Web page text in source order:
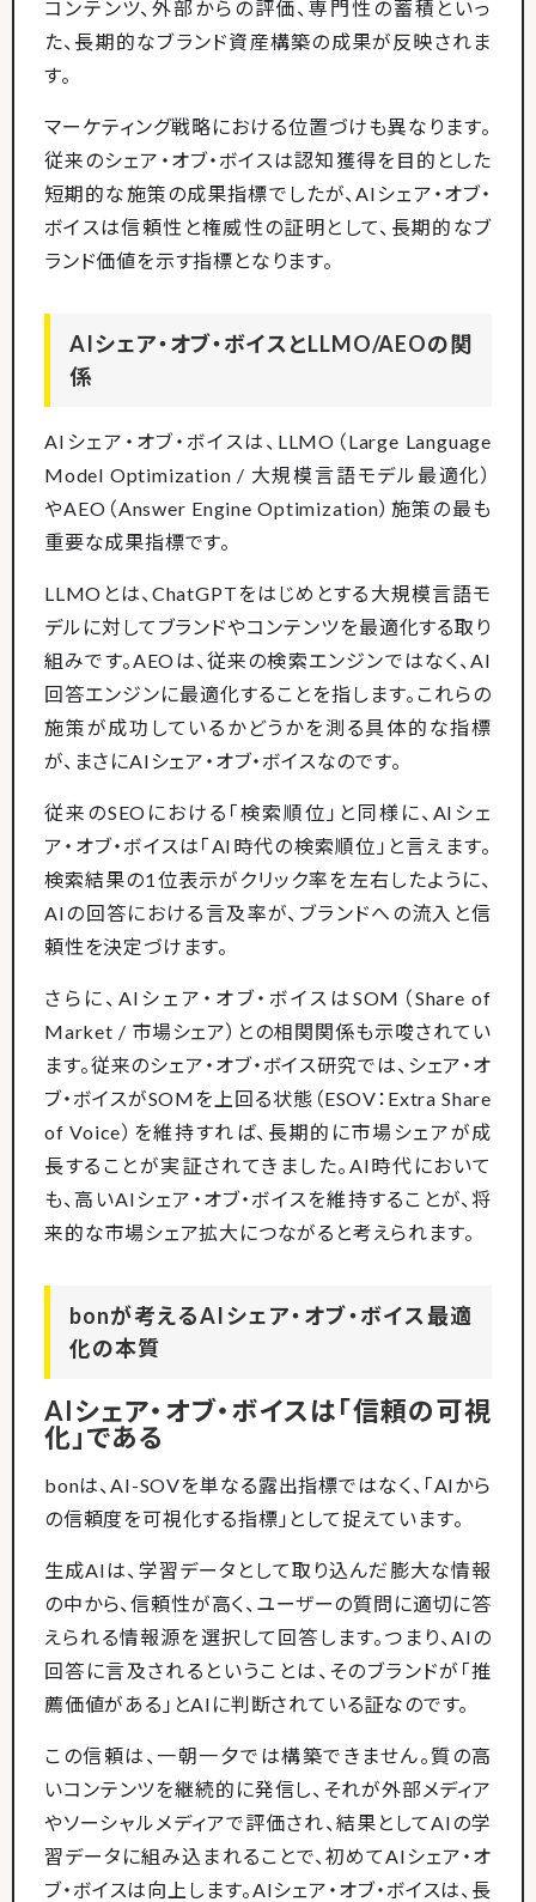
コンテンツ、外部からの評価、専門性の蓄積といっ
た、長期的なブランド資産構築の成果が反映されま
す。
マーケティング戦略における位置づけも異なります。
従来のシェア・オブ・ボイスは認知獲得を目的とした
短期的な施策の成果指標でしたが、AIシェア・オブ・
ボイスは信頼性と権威性の証明として、長期的なブ
ランド価値を示す指標となります。
AIシェア・オブ・ボイスとLLMO/AEOの関
係
AIシェア・オブ・ボイスは、LLMO（Large Language
Model Optimization / 大規模言語モデル最適化）
やAEO（Answer Engine Optimization）施策の最も
重要な成果指標です。
LLMOとは、ChatGPTをはじめとする大規模言語モ
デルに対してブランドやコンテンツを最適化する取り
組みです。AEOは、従来の検索エンジンではなく、AI
回答エンジンに最適化することを指します。これらの
施策が成功しているかどうかを測る具体的な指標
が、まさにAIシェア・オブ・ボイスなのです。
従来のSEOにおける「検索順位」と同様に、AIシェ
ア・オブ・ボイスは「AI時代の検索順位」と言えます。
検索結果の1位表示がクリック率を左右したように、
AIの回答における言及率が、ブランドへの流入と信
頼性を決定づけます。
さらに、AIシェア・オブ・ボイスはSOM（Share of
Market / 市場シェア）との相関関係も示唆されてい
ます。従来のシェア・オブ・ボイス研究では、シェア・オ
ブ・ボイスがSOMを上回る状態（ESOV：Extra Share
of Voice）を維持すれば、長期的に市場シェアが成
長することが実証されてきました。AI時代において
も、高いAIシェア・オブ・ボイスを維持することが、将
来的な市場シェア拡大につながると考えられます。
bonが考えるAIシェア・オブ・ボイス最適
化の本質
AIシェア・オブ・ボイスは「信頼の可視
化」である
bonは、AI-SOVを単なる露出指標ではなく、「AIから
の信頼度を可視化する指標」として捉えています。
生成AIは、学習データとして取り込んだ膨大な情報
の中から、信頼性が高く、ユーザーの質問に適切に答
えられる情報源を選択して回答します。つまり、AIの
回答に言及されるということは、そのブランドが「推
薦価値がある」とAIに判断されている証なのです。
この信頼は、一朝一夕では構築できません。質の高
いコンテンツを継続的に発信し、それが外部メディア
やソーシャルメディアで評価され、結果としてAIの学
習データに組み込まれることで、初めてAIシェア・オ
ブ・ボイスは向上します。AIシェア・オブ・ボイスは、長